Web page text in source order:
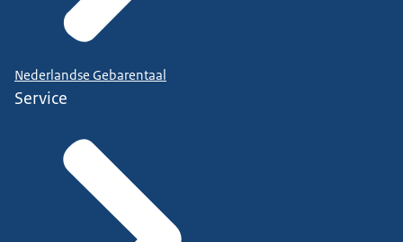
Nederlandse Gebarentaal
Service